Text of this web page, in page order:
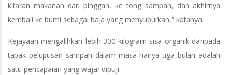
kitaran makanan dari pinggan, ke tong sampah, dan akhirnya
kembali ke bumi sebagai baja yang menyuburkan,” katanya.
Kejayaan mengalihkan lebih 300 kilogram sisa organik daripada
tapak pelupusan sampah dalam masa hanya tiga bulan adalah
satu pencapaian yang wajar dipuji.